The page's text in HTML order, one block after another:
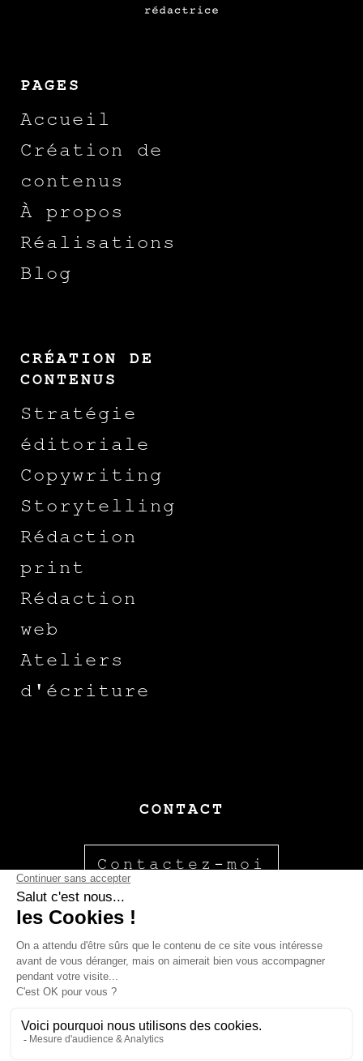
PAGES
Accueil
Création de
contenus
À propos
Réalisations
Blog
CRÉATION DE
CONTENUS
Stratégie
éditoriale
Copywriting
Storytelling
Rédaction
print
Rédaction
web
Ateliers
d'écriture
CONTACT
Contactez-moi